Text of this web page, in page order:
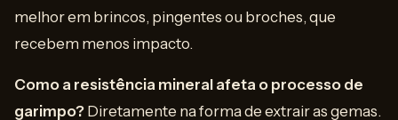
melhor em brincos, pingentes ou broches, que
recebem menos impacto.
Como a resistência mineral afeta o processo de
garimpo? Diretamente na forma de extrair as gemas.